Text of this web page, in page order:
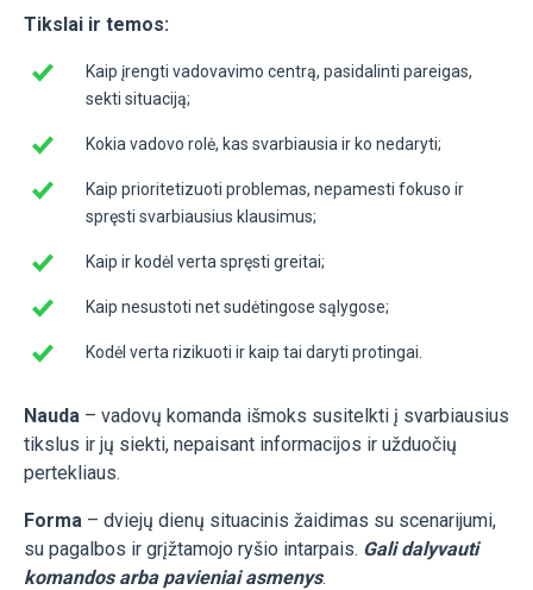
Tikslai ir temos:
Kaip įrengti vadovavimo centrą, pasidalinti pareigas,
sekti situaciją;
Kokia vadovo rolė, kas svarbiausia ir ko nedaryti;
Kaip prioritetizuoti problemas, nepamesti fokuso ir
spręsti svarbiausius klausimus;
Kaip ir kodėl verta spręsti greitai;
Kaip nesustoti net sudėtingose sąlygose;
Kodėl verta rizikuoti ir kaip tai daryti protingai.
Nauda – vadovų komanda išmoks susitelkti į svarbiausius
tikslus ir jų siekti, nepaisant informacijos ir užduočių
pertekliaus.
Forma – dviejų dienų situacinis žaidimas su scenarijumi,
su pagalbos ir grįžtamojo ryšio intarpais. Gali dalyvauti
komandos arba pavieniai asmenys.